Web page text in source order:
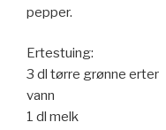
pepper.
Ertestuing:
3 dl tørre grønne erter
vann
1 dl melk